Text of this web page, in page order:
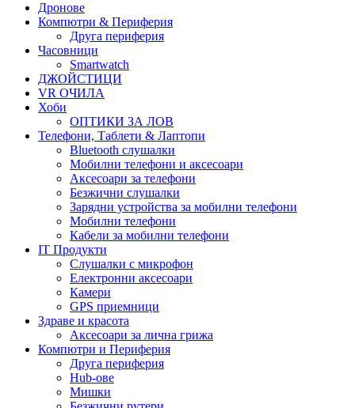
Дронове
Компютри & Периферия
Друга периферия
Часовници
Smartwatch
ДЖОЙСТИЦИ
VR ОЧИЛА
Хоби
ОПТИКИ ЗА ЛОВ
Телефони, Таблети & Лаптопи
Bluetooth слушалки
Мобилни телефони и аксесоари
Аксесоари за телефони
Безжични слушалки
Зарядни устройства за мобилни телефони
Мобилни телефони
Кабели за мобилни телефони
IT Продукти
Слушалки с микрофон
Електронни аксесоари
Камери
GPS приемници
Здраве и красота
Аксесоари за лична грижа
Компютри и Периферия
Друга периферия
Hub-ове
Мишки